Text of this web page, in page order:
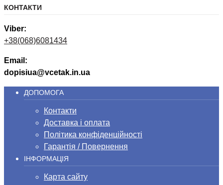
КОНТАКТИ
Viber:
+38(068)6081434
Email:
dopisiua@vcetak.in.ua
ДОПОМОГА
Контакти
Доставка і оплата
Політика конфіденційності
Гарантія / Повернення
ІНФОРМАЦІЯ
Карта сайту